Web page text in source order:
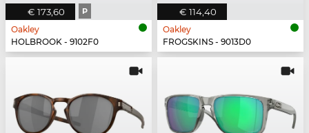
€ 173,60 P
Oakley
HOLBROOK - 9102F0
€ 114,40
Oakley
FROGSKINS - 9013D0